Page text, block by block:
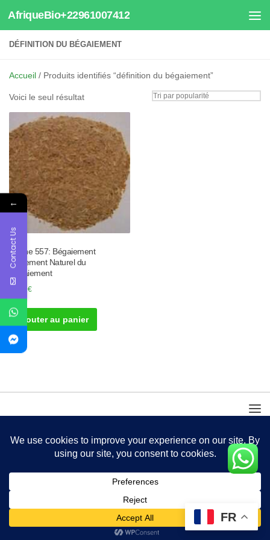
Au dessous du contenu
AfriqueBio+22961007412
DÉFINITION DU BÉGAIEMENT
Accueil / Produits identifiés “définition du bégaiement”
Voici le seul résultat
Tisane 557: Bégaiement
Traitement Naturel du
Bégaiement
50.00€
Ajouter au panier
FR
←
Contact Us